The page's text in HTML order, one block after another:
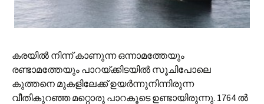
കരയില്‍ നിന്ന് കാണുന്ന ഒന്നാമത്തേയും
രണ്ടാമത്തേയും പാറയ്ക്കിടയില്‍ സൂചിപോലെ
കുത്തനെ മുകളിലേക്ക് ഉയര്‍ന്നുനിന്നിരുന്ന
വീതികുറഞ്ഞ മറ്റൊരു പാറകൂടെ ഉണ്ടായിരുന്നു. 1764 ല്‍